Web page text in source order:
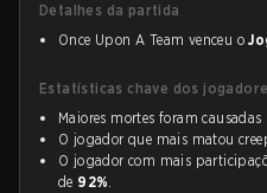
Detalhes da partida
Once Upon A Team venceu o
Estatísticas chave dos
Maiores mortes foram causadas
O jogador que mais matou
O jogador com mais
de 92%.